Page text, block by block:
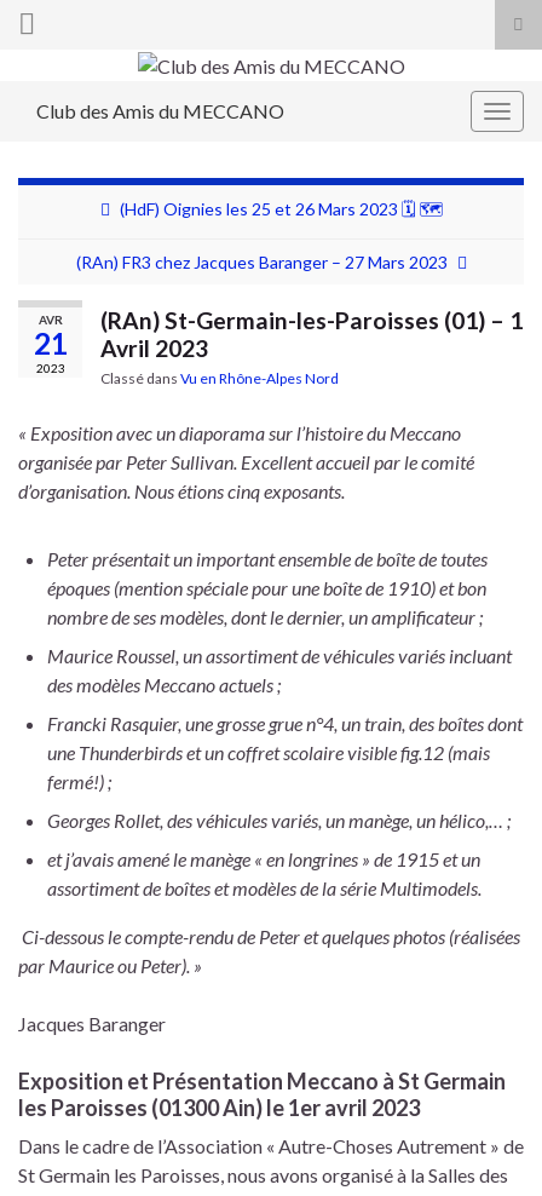
Search for:
Club des Amis du MECCANO
(HdF) Oignies les 25 et 26 Mars 2023 🗓 🗺
(RAn) FR3 chez Jacques Baranger – 27 Mars 2023
AVR
21
2023
(RAn) St-Germain-les-Paroisses (01) – 1
Avril 2023
Classé dans Vu en Rhône-Alpes Nord
« Exposition avec un diaporama sur l’histoire du Meccano
organisée par Peter Sullivan. Excellent accueil par le comité
d’organisation. Nous étions cinq exposants.
Peter présentait un important ensemble de boîte de toutes
époques (mention spéciale pour une boîte de 1910) et bon
nombre de ses modèles, dont le dernier, un amplificateur ;
Maurice Roussel, un assortiment de véhicules variés incluant
des modèles Meccano actuels ;
Francki Rasquier, une grosse grue n°4, un train, des boîtes dont
une Thunderbirds et un coffret scolaire visible fig.12 (mais
fermé!) ;
Georges Rollet, des véhicules variés, un manège, un hélico,… ;
et j’avais amené le manège « en longrines » de 1915 et un
assortiment de boîtes et modèles de la série Multimodels.
Ci-dessous le compte-rendu de Peter et quelques photos (réalisées
par Maurice ou Peter). »
Jacques Baranger
Exposition et Présentation Meccano à St Germain
les Paroisses (01300 Ain) le 1er avril 2023
Dans le cadre de l’Association « Autre-Choses Autrement » de
St Germain les Paroisses, nous avons organisé à la Salles des